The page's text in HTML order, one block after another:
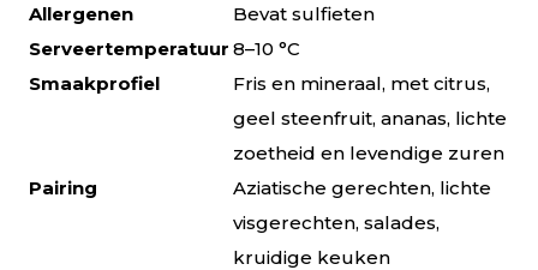
Allergenen
Bevat sulfieten
Serveertemperatuur 8–10 °C
Smaakprofiel
Fris en mineraal, met citrus,
geel steenfruit, ananas, lichte
zoetheid en levendige zuren
Pairing
Aziatische gerechten, lichte
visgerechten, salades,
kruidige keuken